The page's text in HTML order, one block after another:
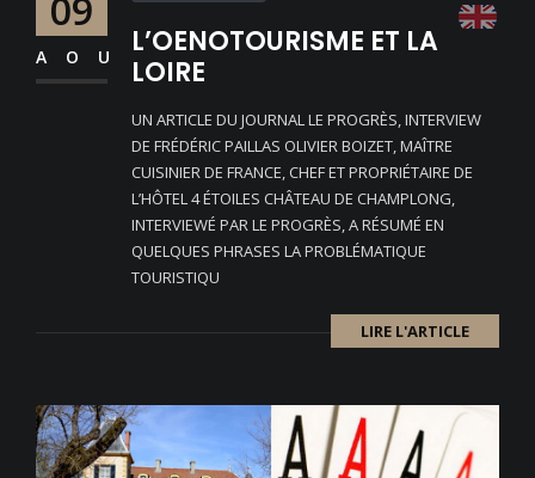
AOU
L’OENOTOURISME ET LA
LOIRE
UN ARTICLE DU JOURNAL LE PROGRÈS, INTERVIEW
DE FRÉDÉRIC PAILLAS OLIVIER BOIZET, MAÎTRE
CUISINIER DE FRANCE, CHEF ET PROPRIÉTAIRE DE
L’HÔTEL 4 ÉTOILES CHÂTEAU DE CHAMPLONG,
INTERVIEWÉ PAR LE PROGRÈS, A RÉSUMÉ EN
QUELQUES PHRASES LA PROBLÉMATIQUE
TOURISTIQU
LIRE L'ARTICLE